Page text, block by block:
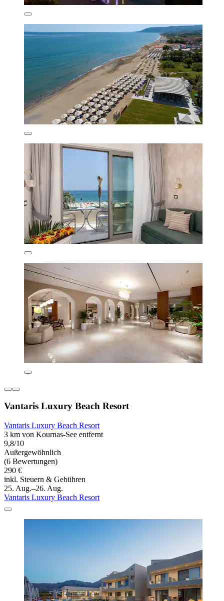
Vantaris Luxury Beach Resort
Vantaris Luxury Beach Resort
3 km von Kournas-See entfernt
9,8/10
Außergewöhnlich
(6 Bewertungen)
290 €
inkl. Steuern & Gebühren
25. Aug.–26. Aug.
Vantaris Luxury Beach Resort